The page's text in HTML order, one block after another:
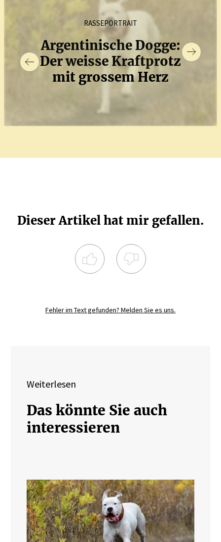
RASSEPORTRAIT
Argen­ti­nische Dogge:
Der weisse Kraft­protz
mit grossem Herz
Dieser Artikel hat mir gefallen.
Fehler im Text gefunden? Melden Sie es uns.
Weiterlesen
Das könnte Sie auch
interessieren